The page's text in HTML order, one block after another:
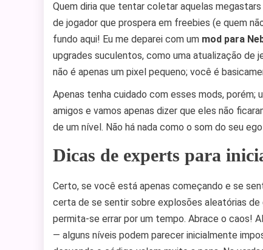
Quem diria que tentar coletar aquelas
de jogador que prospera em freebies (e quem
fundo aqui! Eu me deparei com um mod para
upgrades suculentos, como uma atualização de
não é apenas um pixel pequeno; você é
Apenas tenha cuidado com esses mods, porém;
amigos e vamos apenas dizer que eles não
de um nível. Não há nada como o som do seu
Dicas de experts para
Certo, se você está apenas começando e se
certa de se sentir sobre explosões aleatórias
permita-se errar por um tempo. Abrace o caos!
— alguns níveis podem parecer inicialmente